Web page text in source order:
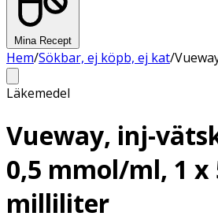
Mina Recept
Hem/Sökbar, ej köpb, ej kat/
Läkemedel
Vueway, inj-
0,5 mmol/ml, 1 x
milliliter